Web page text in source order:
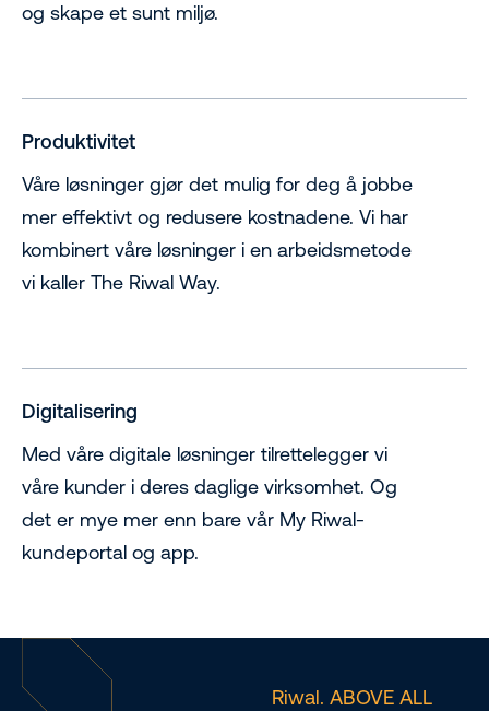
og skape et sunt miljø.
Produktivitet
Våre løsninger gjør det mulig for deg å jobbe
mer effektivt og redusere kostnadene. Vi har
kombinert våre løsninger i en arbeidsmetode
vi kaller The Riwal Way.
Digitalisering
Med våre digitale løsninger tilrettelegger vi
våre kunder i deres daglige virksomhet. Og
det er mye mer enn bare vår My Riwal-
kundeportal og app.
Riwal. ABOVE ALL